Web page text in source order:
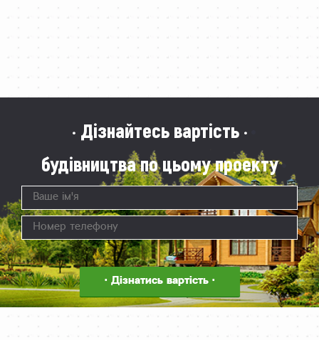
· Дізнайтесь вартість ·
будівництва по цьому проекту